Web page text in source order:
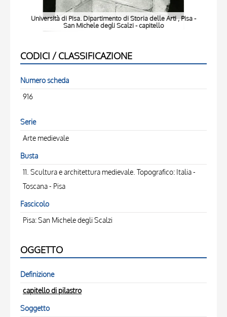
Università di Pisa. Dipartimento di Storia delle Arti , Pisa -
San Michele degli Scalzi - capitello
CODICI / CLASSIFICAZIONE
Numero scheda
916
Serie
Arte medievale
Busta
11. Scultura e architettura medievale. Topografico: Italia -
Toscana - Pisa
Fascicolo
Pisa: San Michele degli Scalzi
OGGETTO
Definizione
capitello di pilastro
Soggetto